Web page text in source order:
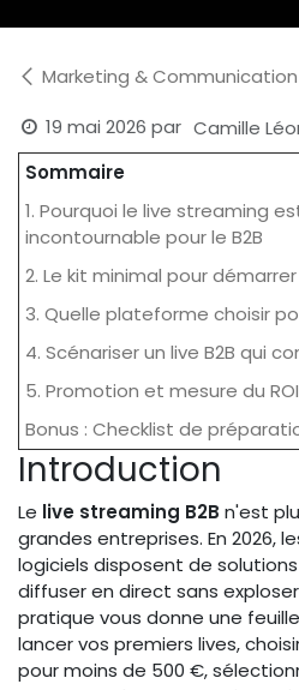
Marketing & Communication
19 mai 2026 par Camille
Sommaire
1. Pourquoi le live streaming
incontournable pour le B2B
2. Le kit minimal pour
3. Quelle plateforme choisir
4. Scénariser un live B2B qui
5. Promotion et mesure du ROI
Bonus : Checklist de
Introduction
Le live streaming B2B n'est
grandes entreprises. En 2026,
logiciels disposent de
diffuser en direct sans
pratique vous donne une
lancer vos premiers lives,
pour moins de 500 €,